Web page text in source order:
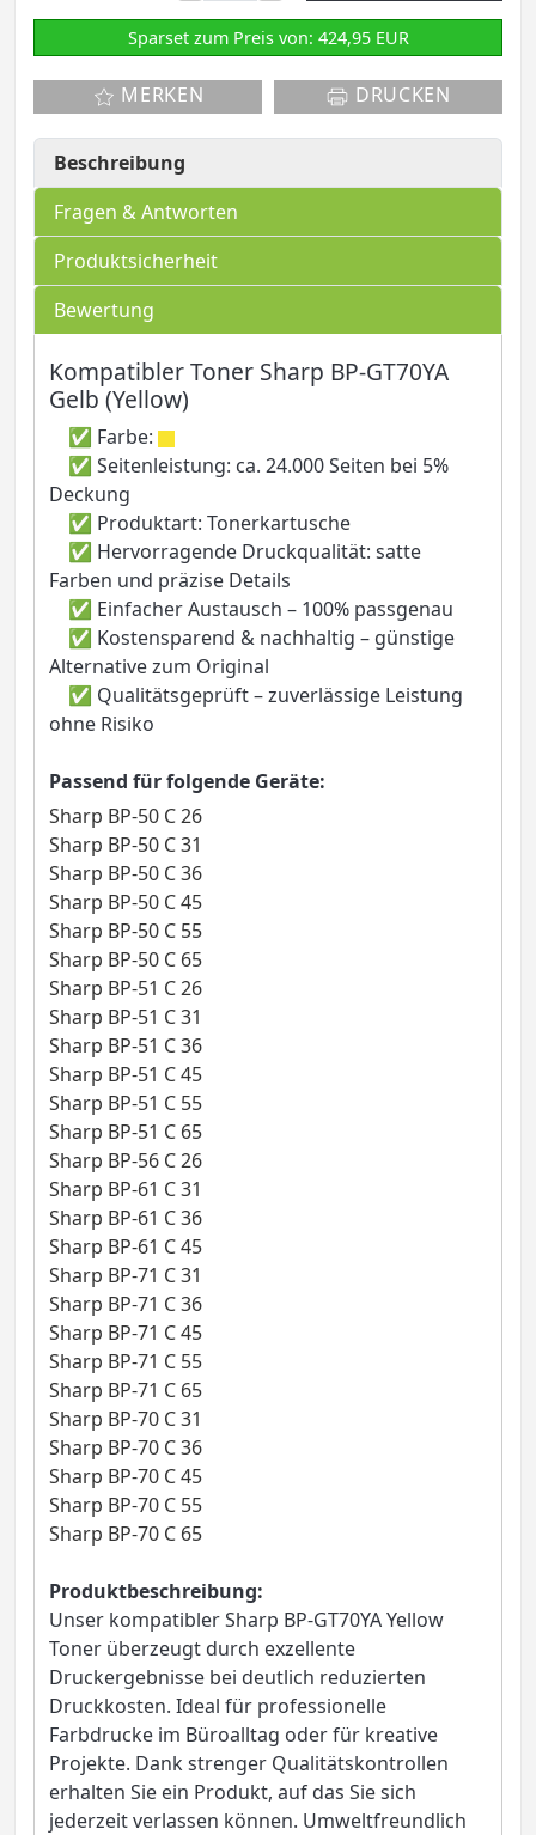
Sparset zum Preis von: 424,95 EUR
MERKEN DRUCKEN
Beschreibung
Fragen & Antworten
Produktsicherheit
Bewertung
Kompatibler Toner Sharp BP-GT70YA
Gelb (Yellow)
✅ Farbe:
✅ Seitenleistung: ca. 24.000 Seiten bei 5%
Deckung
✅ Produktart: Tonerkartusche
✅ Hervorragende Druckqualität: satte
Farben und präzise Details
✅ Einfacher Austausch – 100% passgenau
✅ Kostensparend & nachhaltig – günstige
Alternative zum Original
✅ Qualitätsgeprüft – zuverlässige Leistung
ohne Risiko
Passend für folgende Geräte:
Sharp BP-50 C 26
Sharp BP-50 C 31
Sharp BP-50 C 36
Sharp BP-50 C 45
Sharp BP-50 C 55
Sharp BP-50 C 65
Sharp BP-51 C 26
Sharp BP-51 C 31
Sharp BP-51 C 36
Sharp BP-51 C 45
Sharp BP-51 C 55
Sharp BP-51 C 65
Sharp BP-56 C 26
Sharp BP-61 C 31
Sharp BP-61 C 36
Sharp BP-61 C 45
Sharp BP-71 C 31
Sharp BP-71 C 36
Sharp BP-71 C 45
Sharp BP-71 C 55
Sharp BP-71 C 65
Sharp BP-70 C 31
Sharp BP-70 C 36
Sharp BP-70 C 45
Sharp BP-70 C 55
Sharp BP-70 C 65
Produktbeschreibung:
Unser kompatibler Sharp BP-GT70YA Yellow
Toner überzeugt durch exzellente
Druckergebnisse bei deutlich reduzierten
Druckkosten. Ideal für professionelle
Farbdrucke im Büroalltag oder für kreative
Projekte. Dank strenger Qualitätskontrollen
erhalten Sie ein Produkt, auf das Sie sich
jederzeit verlassen können. Umweltfreundlich